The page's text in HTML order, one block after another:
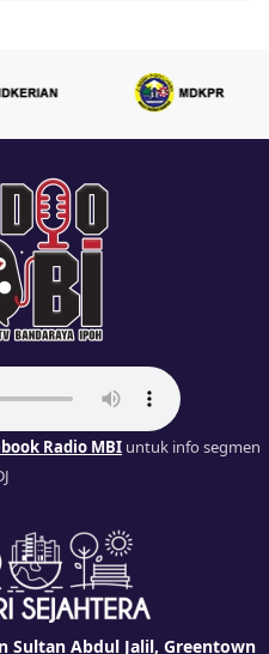
Radio MBI untuk info segmen
Sultan Abdul Jalil, Greentown